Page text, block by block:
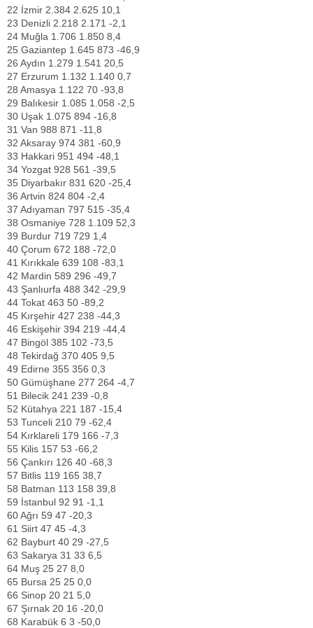
22 İzmir 2.384 2.625 10,1
23 Denizli 2.218 2.171 -2,1
24 Muğla 1.706 1.850 8,4
25 Gaziantep 1.645 873 -46,9
26 Aydın 1.279 1.541 20,5
27 Erzurum 1.132 1.140 0,7
28 Amasya 1.122 70 -93,8
29 Balıkesir 1.085 1.058 -2,5
30 Uşak 1.075 894 -16,8
31 Van 988 871 -11,8
32 Aksaray 974 381 -60,9
33 Hakkari 951 494 -48,1
34 Yozgat 928 561 -39,5
35 Diyarbakır 831 620 -25,4
36 Artvin 824 804 -2,4
37 Adıyaman 797 515 -35,4
38 Osmaniye 728 1.109 52,3
39 Burdur 719 729 1,4
40 Çorum 672 188 -72,0
41 Kırıkkale 639 108 -83,1
42 Mardin 589 296 -49,7
43 Şanlıurfa 488 342 -29,9
44 Tokat 463 50 -89,2
45 Kırşehir 427 238 -44,3
46 Eskişehir 394 219 -44,4
47 Bingöl 385 102 -73,5
48 Tekirdağ 370 405 9,5
49 Edirne 355 356 0,3
50 Gümüşhane 277 264 -4,7
51 Bilecik 241 239 -0,8
52 Kütahya 221 187 -15,4
53 Tunceli 210 79 -62,4
54 Kırklareli 179 166 -7,3
55 Kilis 157 53 -66,2
56 Çankırı 126 40 -68,3
57 Bitlis 119 165 38,7
58 Batman 113 158 39,8
59 İstanbul 92 91 -1,1
60Ağrı 59 47 -20,3
61 Siirt 47 45 -4,3
62 Bayburt 40 29 -27,5
63 Sakarya 31 33 6,5
64 Muş 25 27 8,0
65 Bursa 25 25 0,0
66 Sinop 20 21 5,0
67 Şırnak 20 16 -20,0
68 Karabük 6 3 -50,0